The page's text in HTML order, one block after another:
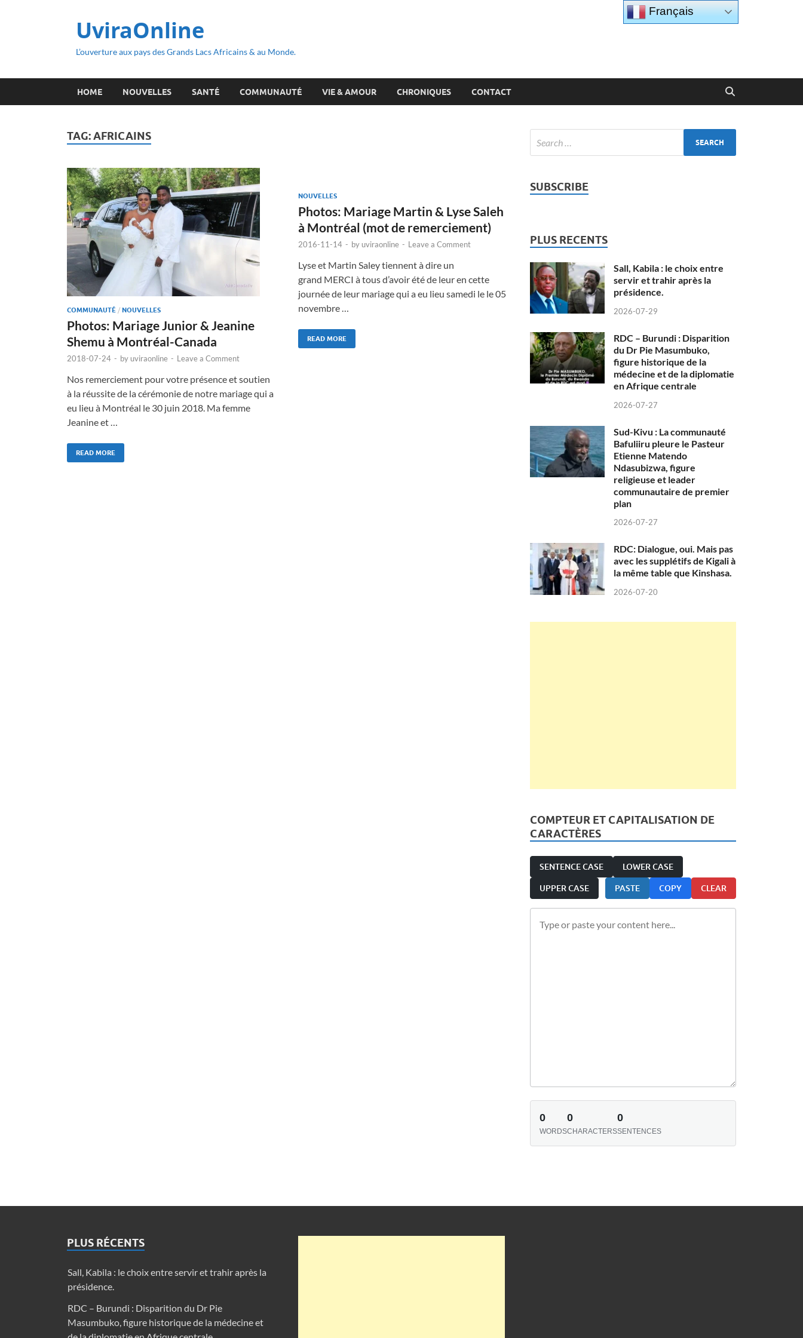
UviraOnline
L’ouverture aux pays des Grands Lacs Africains & au Monde.
HOME NOUVELLES SANTÉ COMMUNAUTÉ VIE & AMOUR CHRONIQUES CONTACT
TAG:AFRICAINS
COMMUNAUTÉ / NOUVELLES
Photos: Mariage Junior & Jeanine
Shemu à Montréal-Canada
2018-07-24 - byuviraonline - Leave a Comment
Nos remerciement pour votre présence et soutien
à la réussite de la cérémonie de notre mariage qui a
eu lieu à Montréal le 30 juin 2018. Ma femme
Jeanine et …
READ MORE
NOUVELLES
Photos: Mariage Martin & Lyse Saleh
à Montréal (mot de remerciement)
2016-11-14 - byuviraonline - Leave a Comment
Lyse et Martin Saley tiennent à dire un
grand MERCI à tous d’avoir été de leur en cette
journée de leur mariage qui a eu lieu samedi le le 05
novembre …
READ MORE
SUBSCRIBE
PLUS RECENTS
Sall, Kabila : le choix entre
servir et trahir après la
présidence.
2026-07-29
RDC – Burundi : Disparition
du Dr Pie Masumbuko,
figure historique de la
médecine et de la diplomatie
en Afrique centrale
2026-07-27
Sud-Kivu : La communauté
Bafuliiru pleure le Pasteur
Etienne Matendo
Ndasubizwa, figure
religieuse et leader
communautaire de premier
plan
2026-07-27
RDC: Dialogue, oui. Mais pas
avec les supplétifs de Kigali à
la même table que Kinshasa.
2026-07-20
COMPTEUR ET CAPITALISATION DE
CARACTÈRES
SENTENCE CASE LOWER CASE
UPPER CASE PASTE COPY CLEAR
0
WORDS
0
CHARACTERS
0
SENTENCES
PLUS RÉCENTS
Sall, Kabila : le choix entre servir et trahir après la
présidence.
RDC – Burundi : Disparition du Dr Pie
Masumbuko, figure historique de la médecine et
Français